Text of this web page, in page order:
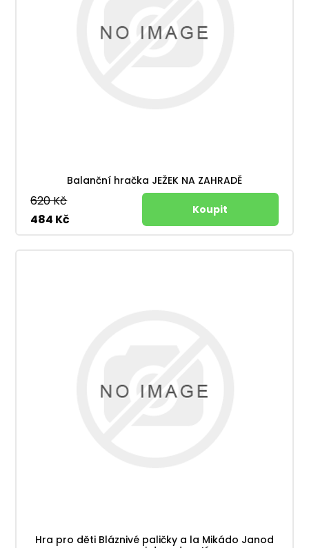
Balanční hračka JEŽEK NA ZAHRADĚ
620 Kč
484 Kč
Hra pro děti Bláznivé paličky a la Mikádo Janod